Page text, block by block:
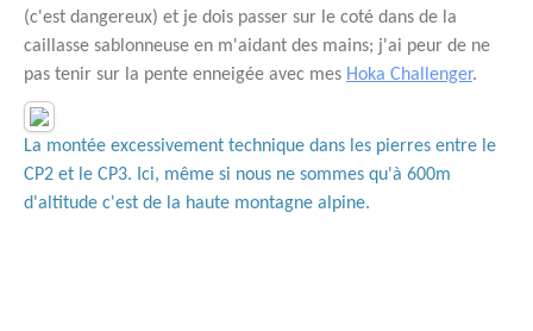
(c'est dangereux) et je dois passer sur le coté dans de la
caillasse sablonneuse en m'aidant des mains; j'ai peur de ne
pas tenir sur la pente enneigée avec mes Hoka Challenger.
La montée excessivement technique dans les pierres entre le
CP2 et le CP3. Ici, même si nous ne sommes qu'à 600m
d'altitude c'est de la haute montagne alpine.